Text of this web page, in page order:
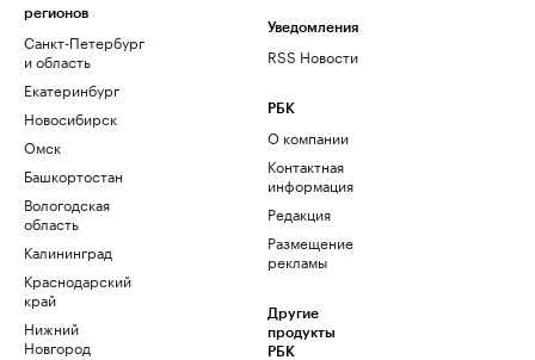
регионов
Санкт-Петербург
и область
Екатеринбург
Новосибирск
Омск
Башкортостан
Вологодская
область
Калининград
Краснодарский
край
Нижний
Новгород
Уведомления
RSS Новости
РБК
О компании
Контактная
информация
Редакция
Размещение
рекламы
Другие
продукты
РБК